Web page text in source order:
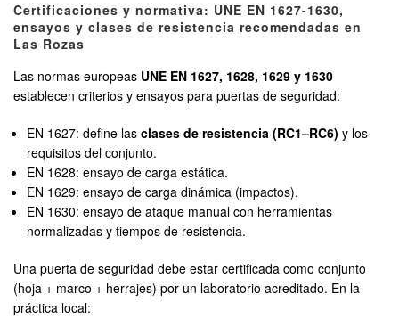
Certificaciones y normativa: UNE EN 1627-1630,
ensayos y clases de resistencia recomendadas en
Las Rozas
Las normas europeas UNE EN 1627, 1628, 1629 y 1630
establecen criterios y ensayos para puertas de seguridad:
EN 1627: define lasclases de resistencia (RC1–RC6) y los
requisitos del conjunto.
EN 1628: ensayo de carga estática.
EN 1629: ensayo de carga dinámica (impactos).
EN 1630: ensayo de ataque manual con herramientas
normalizadas y tiempos de resistencia.
Una puerta de seguridad debe estar certificada como conjunto
(hoja + marco + herrajes) por un laboratorio acreditado. En la
práctica local: